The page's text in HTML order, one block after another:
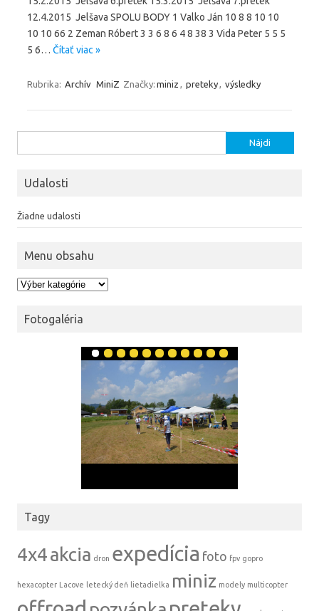
12.4.2015 Jelšava SPOLU BODY 1 Valko Ján 10 8 8 10 10
10 10 66 2 Zeman Róbert 3 3 6 8 6 4 8 38 3 Vida Peter 5 5 5
5 6… Čítať viac »
Rubrika: Archív MiniZ Značky: miniz preteky výsledky
Udalosti
Žiadne udalosti
Menu obsahu
Menu obsahu
Fotogaléria
Tagy
4x4akcia dron expedícia foto fpv gopro
hexacopter Lacove letecký deň lietadielka miniz modely multicopter